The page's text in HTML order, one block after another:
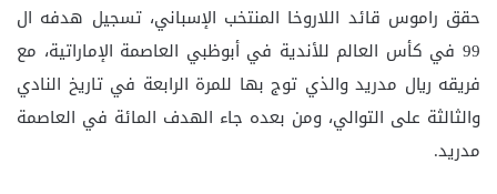
حقق راموس قائد اللاروخا المنتخب الإسباني، تسجيل هدفه ال
99 في كأس العالم للأندية في أبوظبي العاصمة الإماراتية، مع
فريقه ريال مدريد والذي توج بها للمرة الرابعة في تاريخ النادي
والثالثة على التوالي، ومن بعده جاء الهدف المائة في العاصمة
مدريد.